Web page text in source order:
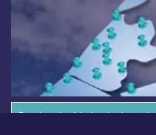
Overige dagbladen in de regio